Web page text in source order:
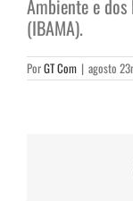
Ambiente e dos
(IBAMA).
PorGT Com | agosto